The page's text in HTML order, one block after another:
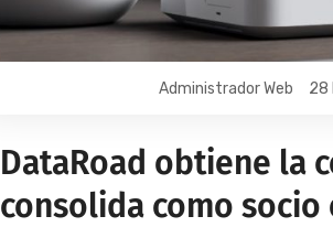
Administrador Web 28
DataRoad obtiene la
consolida como